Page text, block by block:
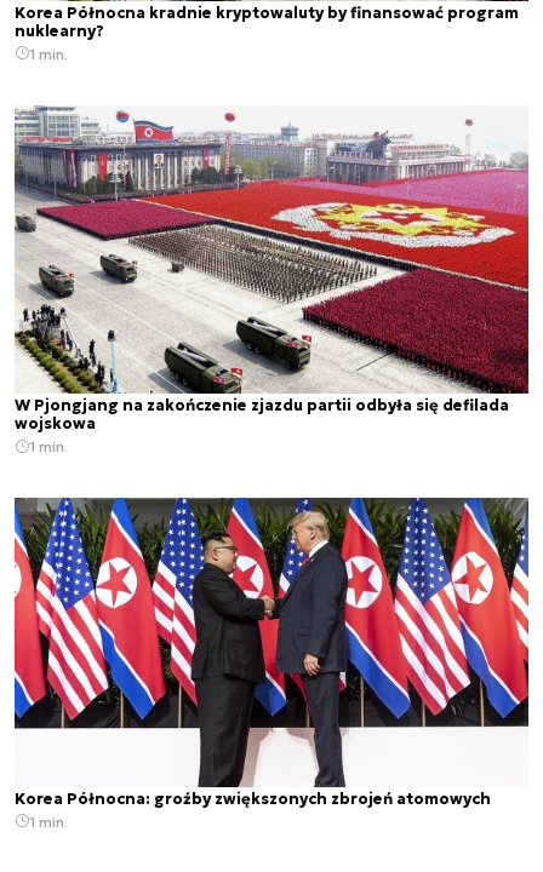
Korea Północna kradnie kryptowaluty by finansować program
nuklearny?
1 min.
W Pjongjang na zakończenie zjazdu partii odbyła się defilada
wojskowa
1 min.
Korea Północna: groźby zwiększonych zbrojeń atomowych
1 min.